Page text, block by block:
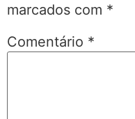
marcados com *
Comentário *